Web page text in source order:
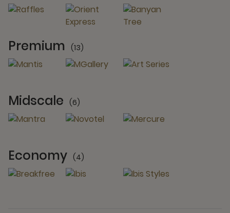
Premium (13)
Midscale (6)
Economy (4)